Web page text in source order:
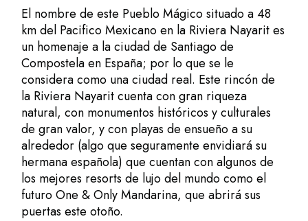
El nombre de este Pueblo Mágico situado a 48
km del Pacifico Mexicano en la Riviera Nayarit es
un homenaje a la ciudad de Santiago de
Compostela en España; por lo que se le
considera como una ciudad real. Este rincón de
la Riviera Nayarit cuenta con gran riqueza
natural, con monumentos históricos y culturales
de gran valor, y con playas de ensueño a su
alrededor (algo que seguramente envidiará su
hermana española) que cuentan con algunos de
los mejores resorts de lujo del mundo como el
futuro One & Only Mandarina, que abrirá sus
puertas este otoño.